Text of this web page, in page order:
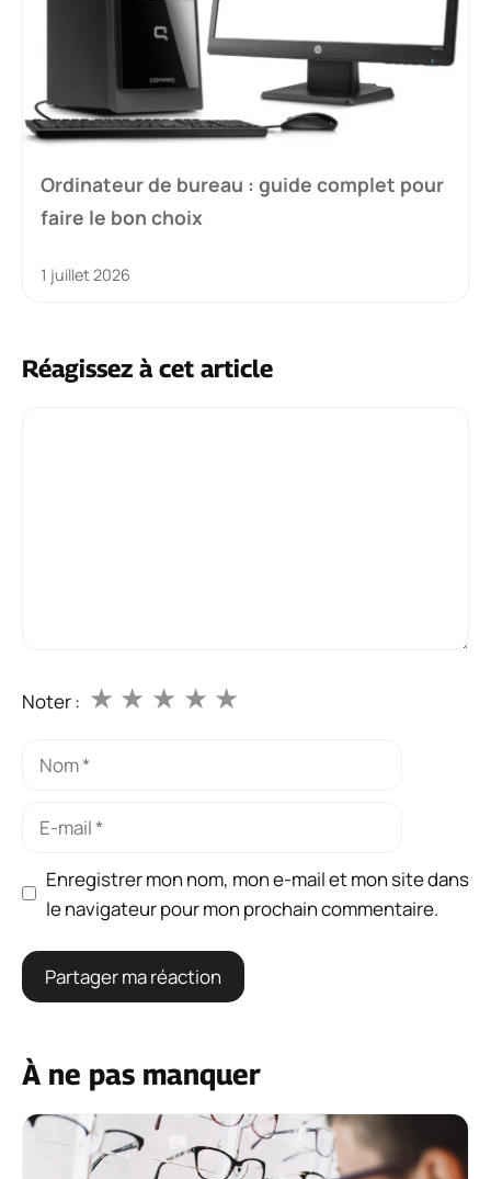
Ordinateur de bureau : guide complet pour
faire le bon choix
1 juillet 2026
Réagissez à cet article
Noter : ★
★
★
★
★
Nom
Enregistrer mon nom, mon e-mail et mon site dans
le navigateur pour mon prochain commentaire.
À ne pas manquer